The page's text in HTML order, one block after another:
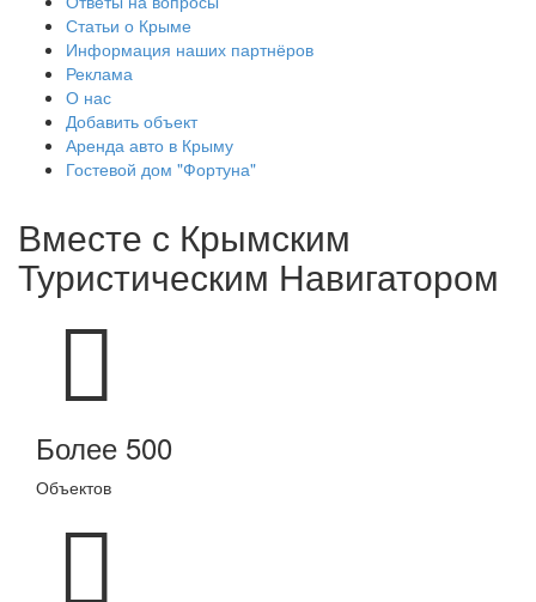
Статьи о Крыме
Информация наших партнёров
Реклама
О нас
Добавить объект
Аренда авто в Крыму
Гостевой дом "Фортуна"
Вместе с Крымским
Туристическим Навигатором
Более 500
Объектов